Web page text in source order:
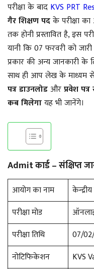
परीक्षा के बाद KVS PRT
गैर शिक्षण पदके परीक्षा
तक होनी प्रस्तावित है, इस
यानी कि 07 फरवरी को
प्रकार की अन्य जानकारी
साथ ही आप लेख के माध्यम
पत्र डाउनलोड औरप्रवेश
कब मिलेगायह भी जानेंगे।
Admit कार्ड – संक्षिप्त
आयोग का नाम
परीक्षा मोड
परीक्षा तिथि
07/
नोटिफिकेशन
KVS